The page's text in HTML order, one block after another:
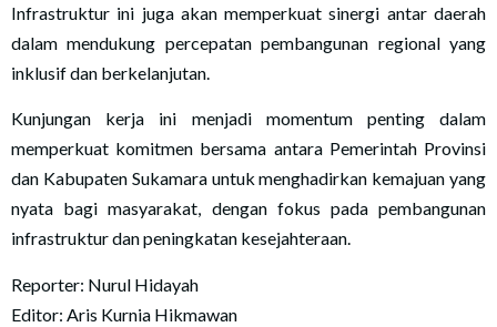
Infrastruktur ini juga akan memperkuat sinergi antar daerah
dalam mendukung percepatan pembangunan regional yang
inklusif dan berkelanjutan.
Kunjungan kerja ini menjadi momentum penting dalam
memperkuat komitmen bersama antara Pemerintah Provinsi
dan Kabupaten Sukamara untuk menghadirkan kemajuan yang
nyata bagi masyarakat, dengan fokus pada pembangunan
infrastruktur dan peningkatan kesejahteraan.
Reporter: Nurul Hidayah
Editor: Aris Kurnia Hikmawan